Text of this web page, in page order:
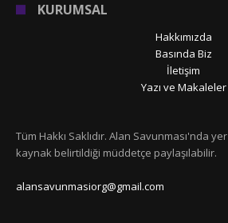
KURUMSAL
Hakkımızda
Basında Biz
İletişim
Yazı ve Makaleler
Tüm Hakkı Saklıdır. Alan Savunması'nda
kaynak belirtildiği müddetçe paylaşılabilir.
alansavunmasiorg@gmail.com